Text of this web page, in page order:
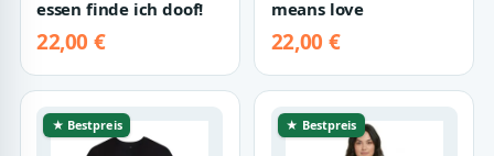
essen finde ich doof!
22,00 €
means love
22,00 €
★ Bestpreis ★ Bestpreis